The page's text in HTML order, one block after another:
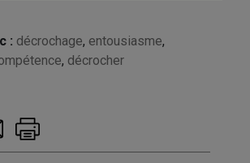
: décrochage, entousiasme,
, décrocher